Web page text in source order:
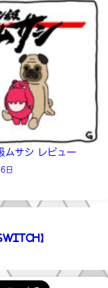
ムサシ レビュー
日
】